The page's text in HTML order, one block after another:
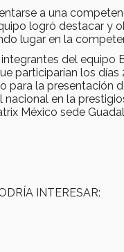
a una
logró destacar y
lugar en la
del equipo
participarían los días
para la presentación
en la
México sede
INTERESAR: